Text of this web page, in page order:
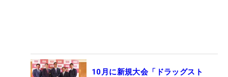
10月に新規大会「ドラッグスト